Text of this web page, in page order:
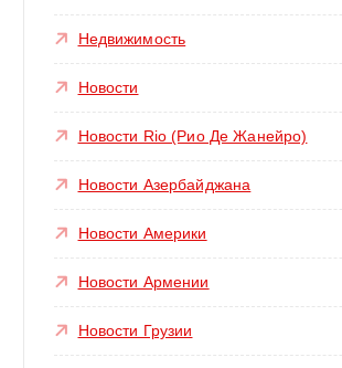
Недвижимость
Новости
Новости Rio (Рио Де Жанейро)
Новости Азербайджана
Новости Америки
Новости Армении
Новости Грузии